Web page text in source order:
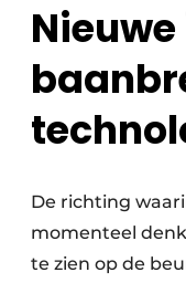
De richting
momenteel
te zien op de